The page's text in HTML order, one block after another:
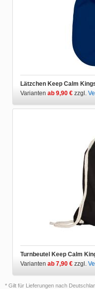
Lätzchen Keep Calm
Varianten ab 9,90 € zzgl.
Turnbeutel Keep Calm
Varianten ab 7,90 € zzgl.
* Gilt für Lieferungen nach